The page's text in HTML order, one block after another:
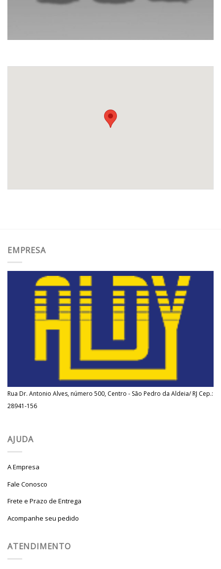
EMPRESA
Rua Dr. Antonio Alves, número 500, Centro - São Pedro da Aldeia/ RJ Cep.:
28941-156
AJUDA
A Empresa
Fale Conosco
Frete e Prazo de Entrega
Acompanhe seu pedido
ATENDIMENTO